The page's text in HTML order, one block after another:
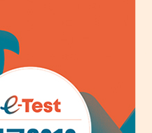
제
제
제
문제
력과 함수식의 사용